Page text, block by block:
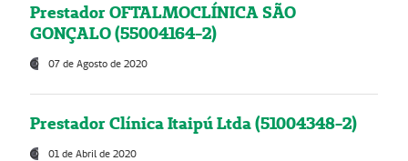
Prestador OFTALMOCLÍNICA SÃO
GONÇALO (55004164-2)
07 de Agosto de 2020
Prestador Clínica Itaipú Ltda (51004348-2)
01 de Abril de 2020